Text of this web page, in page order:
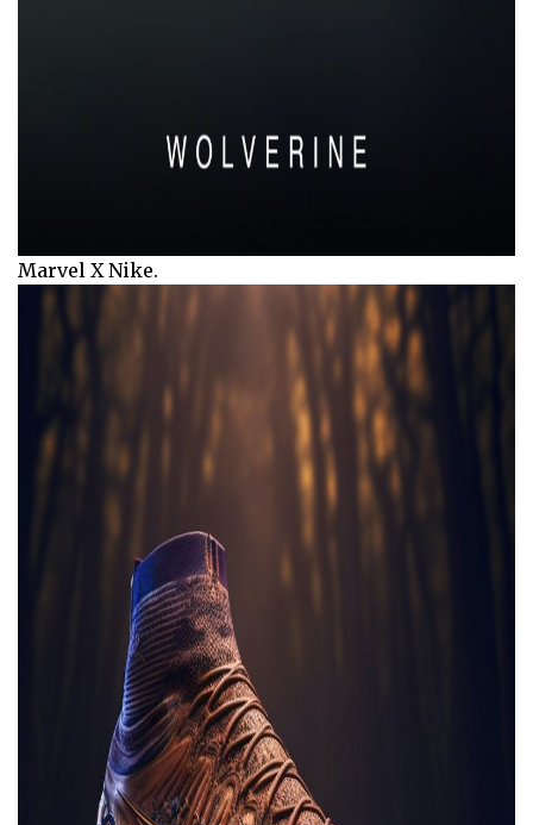
Marvel X Nike.